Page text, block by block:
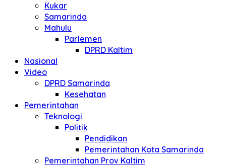
Kukar
Samarinda
Mahulu
Parlemen
DPRD Kaltim
Nasional
Video
DPRD Samarinda
Kesehatan
Pemerintahan
Teknologi
Politik
Pendidikan
Pemerintahan Kota Samarinda
Pemerintahan Prov Kaltim